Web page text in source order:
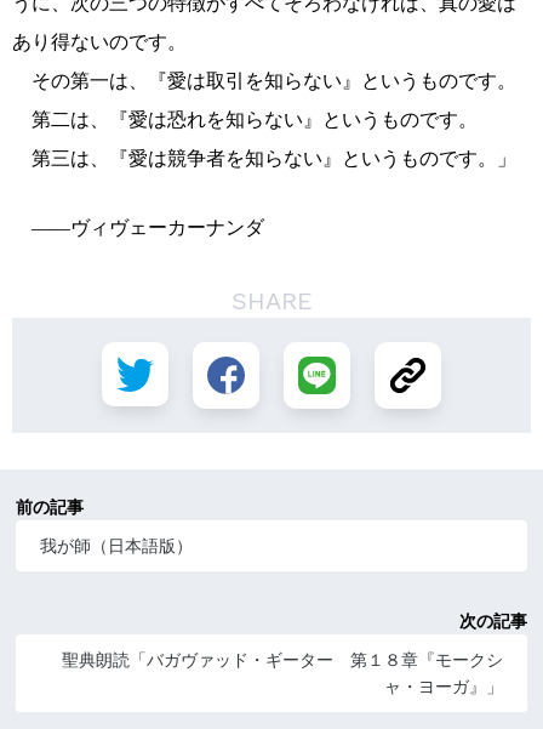
あり得ないのです。
その第一は、『愛は取引を知らない』というものです。
第二は、『愛は恐れを知らない』というものです。
第三は、『愛は競争者を知らない』というものです。」
――ヴィヴェーカーナンダ
SHARE
前の記事
我が師（日本語版）
次の記事
聖典朗読「バガヴァッド・ギーター 第１８章『モークシ
ャ・ヨーガ』」